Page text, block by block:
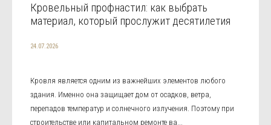
Кровельный профнастил: как выбрать
материал, который прослужит десятилетия
24.07.2026
Кровля является одним из важнейших элементов любого
здания. Именно она защищает дом от осадков, ветра,
перепадов температур и солнечного излучения. Поэтому при
строительстве или капитальном ремонте ва...